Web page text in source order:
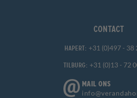
Contact
Hapert: +31 (0)497 - 38
Tilburg: +31 (0)13 - 72
MAIL ONS